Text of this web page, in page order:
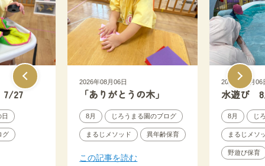
7/27
グ
2026年08月06日
「ありがとうの木」
8月 じろうまる園のブログ
まるじメソッド 異年齢保育
この記事を読む
2026年08月06
水遊び
8月 じ
まるじメソ
野遊び保育